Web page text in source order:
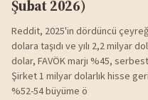
Şubat 2026)
Reddit, 2025'in dördüncü
dolara taşıdı ve yılı 2,2 milyar
dolar, FAVÖK marjı %45,
Şirket 1 milyar dolarlık hisse
%52-54 büyüme ö